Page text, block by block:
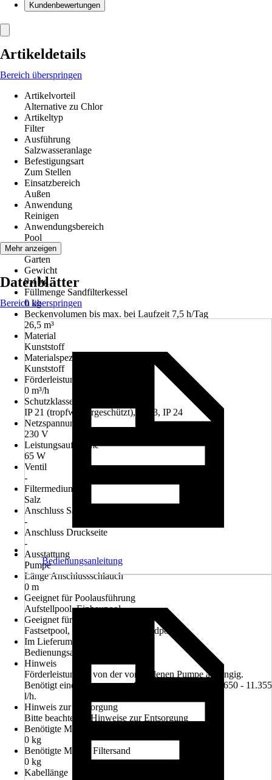
Kundenbewertungen
Artikeldetails
Bereich überspringen
Artikelvorteil
Alternative zu Chlor
Artikeltyp
Filter
Ausführung
Salzwasseranlage
Befestigungsart
Zum Stellen
Einsatzbereich
Außen
Anwendung
Reinigen
Anwendungsbereich
Pool
Räume
Garten
Gewicht
9,4 kg
Füllmenge Sandfilterkessel
0 kg
Beckenvolumen bis max. bei Laufzeit 7,5 h/Tag
26,5 m³
Material
Kunststoff
Materialspezifizierung
Kunststoff
Förderleistung
0 m³/h
Schutzklasse
IP 21 (tropfwassergeschützt), IP 23, IP 24
Netzspannung
230 V
Leistungsaufnahme
65 W
Ventil
-
Filtermedium
Salz
Anschluss Saugseite
-
Anschluss Druckseite
-
Ausstattung
Pumpe
Länge Anschlussschlauch
0 m
Geeignet für Poolausführung
Aufstellpool, Einbaupool
Geeignet für Poolvariante
Fastsetpool, Framepool, Stahlwandpool
Im Lieferumfang enthalten
Bedienungsanleitung
Hinweis
Förderleistung ist von der vorhandenen Pumpe abhängig.
Benötigt eine Filterpumpe mit Durchflussrate von 2.650 - 11.355
l/h.
Hinweis zur Entsorgung
Bitte beachte die Hinweise zur Entsorgung
Benötigte Menge Filterbälle/Filtercubes
0 kg
Benötigte Menge Filtersand
0 kg
Kabellänge
Mehr anzeigen
Datenblätter
Bereich überspringen
Bedienungsanleitung